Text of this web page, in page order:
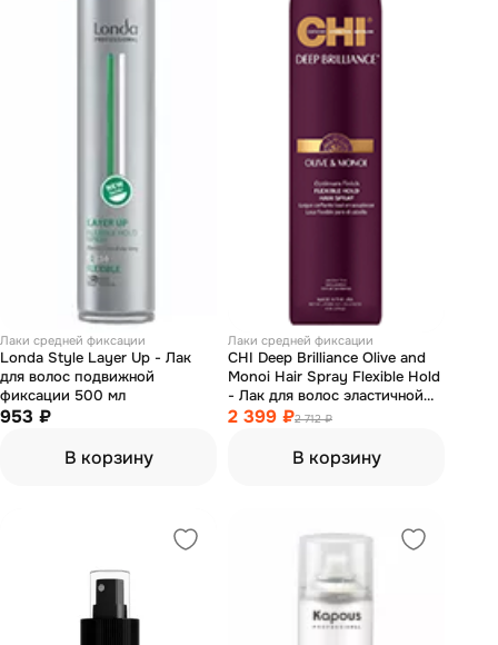
Лаки средней фиксации
Londa Style Layer Up - Лак
для волос подвижной
фиксации 500 мл
953 ₽
В корзину
Лаки средней фиксации
CHI Deep Brilliance Olive and
Monoi Hair Spray Flexible Hold
- Лак для волос эластичной
фиксации 284 г
2 399 ₽2 712 ₽
В корзину